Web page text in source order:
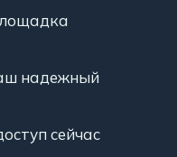
надежный
сейчас